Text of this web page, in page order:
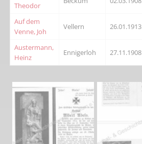
Theodor
Auf dem
Venne, Joh
Vellern 26.01.1913
Austermann,
Heinz
Ennigerloh 27.11.1908